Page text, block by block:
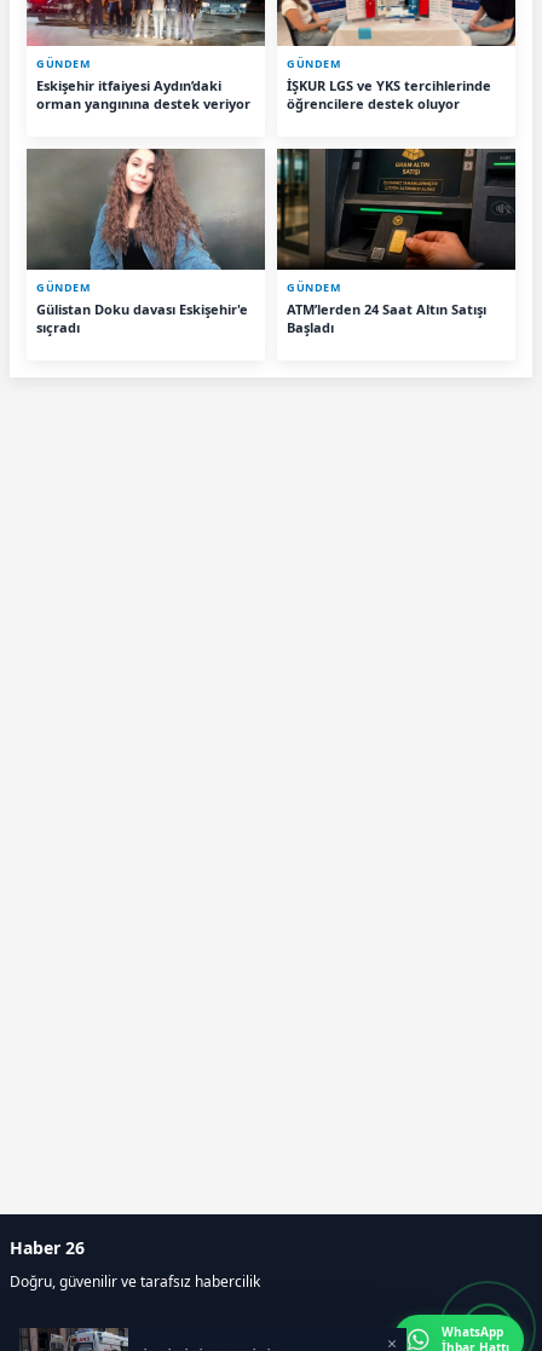
GÜNDEM
Eskişehir itfaiyesi Aydın’daki
orman yangınına destek veriyor
GÜNDEM
İŞKUR LGS ve YKS tercihlerinde
öğrencilere destek oluyor
GÜNDEM
Gülistan Doku davası Eskişehir'e
sıçradı
GÜNDEM
ATM’lerden 24 Saat Altın Satışı
Başladı
×
Haber 26
Doğru, güvenilir ve tarafsız habercilik
WhatsApp
İhbar Hattı